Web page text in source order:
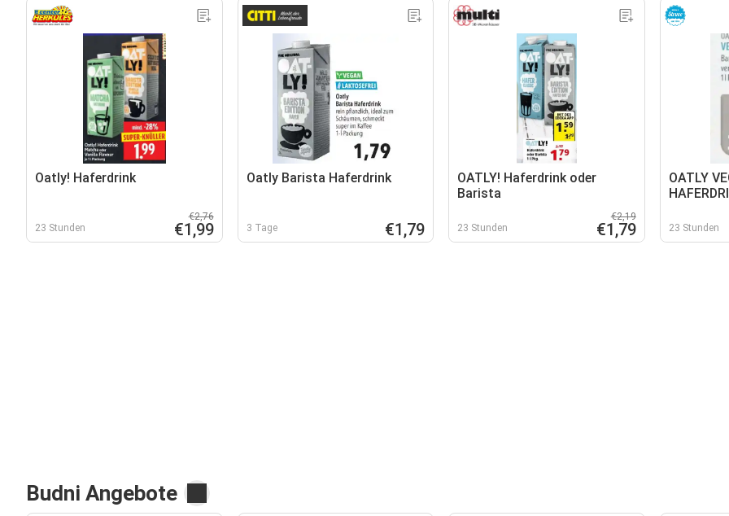
Oatly! Haferdrink
23 Stunden
€2,76
€1,99
Oatly Barista Haferdrink
3 Tage €1,79
OATLY! Haferdrink oder
Barista
23 Stunden
€2,19
€1,79
OATLY
23 Stunden
Budni Angebote